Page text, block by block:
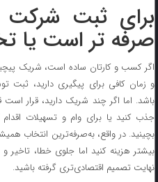
برای ثبت
صرفه تر است یا
اگر کسب ‌و کارتان ساده است، شریک
و زمان کافی برای پیگیری دارید، ثبت
باشد. اما اگر چند شریک دارید، قرار است
جذب کنید یا برای وام و تسهیلات اقدام
بچینید. در واقع، به‌صرفه‌ترین انتخاب
بیشتر هزینه کنید اما جلوی خطا، تاخیر
نهایت تصمیم اقتصادی‌تری گرفته باشید.